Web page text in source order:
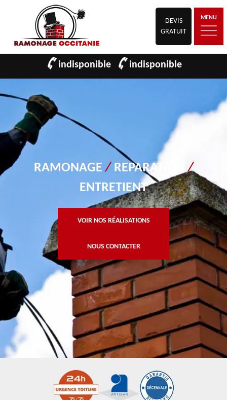
DEVIS
GRATUIT
MENU
indisponible indisponible
RAMONAGE/ REPARATION/
ENTRETIENT
VOIR NOS RÉALISATIONS
NOUS CONTACTER